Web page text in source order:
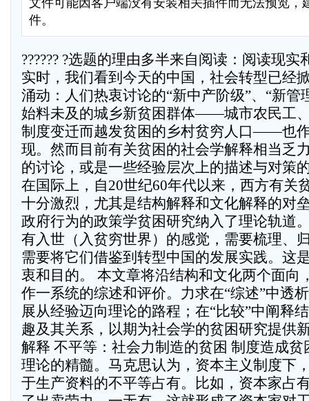
文件可能因客户端没有安装相关插件而无法预览，
件。
?????? ?选题的理由多半来自阅读：阅读现实和阅读文献。阅读现实时，我们看到今天的中国，社会转型已经掀起了一轮新阶级的涌动：人们热衷讨论的“新中产阶级”、“新管理精英”诞生了；人们始料未及的城乡新贫困群体――城市农民工、下岗工人和那些因制度变迁而越发贫困的乡村贫穷人口――也作为新阶级相继出现。然而目前有关贫困的社会学解释相当乏力，多是围绕贫困线的讨论，或是一些经验层次上的描述与对策的实际操作性文章。在国际上，自20世纪60年代以来，西方有关贫困的理论纷争就已十分激烈，尤其是结构解释和文化解释的对垒，已经将原本尚属政府行为的政策学贫困研究纳入了理论轨道。走进理论，我们才有入世（入贫穷世界）的感觉，需要梳理、归纳和评价它们，更需要将它们借鉴到转型中国的发展实践。这是这篇文章选题的初衷和目的。 本文章将沿结构和文化两个面向，对现有的贫困研究作一系统的综述和评价。力求在“综述”中透析贫困研究随社会发展从经验迈向理论的路程；在“比较”中阐释结构和文化解释的异趣及其关系，以期为社会学的贫困研究提供新思路。 ?结构取向的解释 不平等：社会力制造的贫困 制度造成贫困是经典马克思主义理论的精髓。马克思认为，资本主义制度下，贫困的根本原因在于生产资料的不平等占有。比如，资本家占有生产资料，工人除了出卖劳力，一无有。这就形成了资本家对工人的剥削，形成了支配和被支配、压迫和被压迫的生产关系。在这种生产方式下，生产资料所有者能够通过无偿占有工人创造的剩余价值，使工人贫困化。随着资本的增长，工人阶级的贫困会进一步加剧，因为“资本增长得愈迅速，工人阶级的就业手段即生活资料就相对地缩减得愈厉害” （马克思，1972：380），工人将愈面临严重的失业贫困。因此，在马克思看来，只有通过彻底改变资本主义的生产关系才能最终解决贫困问题。 社会政策导致的不平等是制造贫困的元凶。英国有“圈地运动”造成数以百万无家可归者的贫穷；美国有“种族歧视政策”下的有色人种的穷困潦倒；中国有“剪刀差”下的农民的穷困……愈来愈多的人开始感悟，制定政策本身、政策的失误或不合适的政策导向，都将引起不平等而导致贫困。奥科克（Pete Alcock）首先指出，“从政策决定问题的意义上来看，贫困的界定通常取决于应对贫困的各项政策，于是政策和贫困就好像学术圈内存在着的‘鸡和蛋’的谜面，理解贫困首先就要去理解政策”（Alcock, 1993：4）。我以为，这里至少包含两层涵义：其一，政策可以确定“穷人”标签的指向，即“谁是穷人，谁将成为穷人”；其二，政策可能再造贫困。后一层意思又可让我们具有两种可能的想象空间：（A）解救贫困的政策因执行失误再造了贫困。（B）政策本身就不是平等之策。这里，我要强调的是这样一种观点：“谁决定政策？如何实施政策？谁就对决定人们在社会体系里的生活环境（包括贫困状态）起重要作用”，因为“政策行为随时准备或时刻能够左右社会结构”（Alcock, 1993：13）。类似的论述也体现在文森特（Vincent） 对20世纪英国贫困史的讨论中，他说，贫困和政策的相互作用决定了穷人在社会分层结构中的地位。穷人是由那些反映贫困的经济政策创造和再创造的。因此，在文森特看来，治理贫穷状况的政策的历史，就是贫困本身的历史。而马克格拉杰（MacGregor）则从政策失误导向不平等，尔后产生贫困的角度去说明自己的观点：如果政策是政治家决策的产物，贫困就相当一个政策概念。 群体间利益的争夺是遭遇不平等和贫困现象的根源，这是冲突学派的贫困观。冲突学派认为，不平等和贫困是社会各群体之间在利益分配过程中争夺有限资源的结果。每一个不同群体在任何一种生存与发展的竞争中都倾向于为自己争夺更多的利益，但是由于各个群体所拥有的权力和占有的资源不等，也由于能够给予争夺的资源总有短缺，利益争夺的结果必然是出现不同群体间利益的不平等分割，进而使部分群体处于相对贫困状态。伦斯基（Lenski,G.E.）在他的《权力与特权：社会分层的理论》一书中说，贫困者之所以陷入贫困，主要是由于他们所拥有的资源很少。具体而言，穷人在经济领域里缺乏资本和技术等生产要素，因而难以获得较多的经济收入。在政治领域里他们缺乏政治活动的参与能力和机会，因此不可能对决策、投票等产生实际的影响。在社会生活中，穷人无力于影响教育、传媒和社区组织，他们普遍受到社会的歧视和排斥。总之，是权力结构的不平等、不合理，迫使社会部分成员“失能”而陷入贫困或长期陷于贫困。其结果往往进一步强化了社会对他们的排斥和偏见，加剧了社会矛盾（参见，Lenski,1966）。 与冲突论的观点相比，功能学派在指认不平等现象存在的同时，并没有任何需要消除它的意愿。相反，功能论者的信念是：大凡某种社会事实屡禁不止，又不断出现，就一定有它不能不如此的社会功能。不平等或贫困现象就是如此。功能主义贫困观的基本视角是，贫困乃社会功能之需要。其中，最具代表的为美国学者甘斯(Herbert J. Gans)有关贫困的诸多论述。他主张，社会不平等是由社会发展的价值目标和功能需要共同决定的。这种理论首先假定社会中各种职位在实现社会价值目标中的重要性程度是不同的，同时假定个人的天赋和努力程度也不同。社会为了有效地达到其主要的价值目标，就需要一些天赋优秀的人去担当较为重要的角色。为了吸引天赋高者去占领这些更重要的社会位置，并使其充分发挥才能，就必须赋予这些位置较高的报酬。同样，那些对实现社会主导价值目标的重要性程度不高的职位，社会所提供的报酬就较低。甘斯还估价了贫困所具备的社会正功能，即对社会整体的运行和发展起到某种积极作用。譬如，穷人可以去承担社会中较为低下、肮脏的工作；穷人为劳动市场提供廉价的劳动力，也间接促进了职业者的劳动积极性；穷人的消费，延长了一些商品的经济使用寿命；穷人可以成为社会变迁和经济增长的代价等等（Gans,1979：275-289）。总之，不平等和贫困的存在，在甘斯等功能主义者眼中，乃情所必至，因为社会需要它们“调色”。 失业：经济力制造的贫困 古典政治经济学认为，一个人是否有工作、是否能获得自己喜爱或合适的工作，以及工作报酬的高低等都经常取决于经济力──市场结构中劳动力供求关系的变化。而在自由市场经济的条件下，贫困是个人的选择行为和市场调节的结果。就像亚当?斯密所说，贫困是由经济体系对劳动力的需求和人口的生育情况共同决定的。依靠工资维持生计的工人，其所获工资是他劳动的基本价格，即维持工人及其家庭必需的生活资料的价值；但在市场中，工人的实际工资为劳动的“市场价格”，它是随市场劳动力的供求关系的变化而波动的。当劳动力供大于求时，劳动的市场价格会低于其基本价格。此时，劳动报酬降低，部分工人会因此而陷入贫困。而贫困又会使劳动者的供养能力降低，从而抑止人口的增长，减轻劳动力的过剩，使经济复苏，劳动力的需求相对增加，劳动的市场价格上升（亚当·斯密，1972：73-74）。显然，斯密认为，贫困是市场情境中劳动力供需关系波动的结果。他提醒我们注意的一个社会事实是：由市场供需关系的变动而产生的贫困是不可抗拒的。 经济力不可抗拒的社会事实还可以用另一个社会事实──反贫困政策失败──来加以说明。奥科克在考察20世纪30年代、70年代和80年代的三次世界经济不景气时期出现的，由大量失业遭致大幅度贫困现象的案例后指出：“失业、低工资、早退休、高税收等引起了贫困，因此，国内外各种各样经济力量的变化都可能而且正在引起贫困，这类经济力量的影响不得不被归属到宿命论者的悲哀之中，因为几乎任何政府、任何政策都无法真正抵御或改变它。”我们永远不敢肯定，在这样一个世界上，将来这些经济力不会被修正，但至少现在“政策意愿和经济力的互动不可能解决贫困问题，因为经济力是导致贫困现象的原因。”（Alcock,1993：32）很多反贫困战略的失败往往都因为它们不敌一些或然的也可能是必然的经济力。在这层意义上说，任何解救贫困的政策措施都好似建立在漂浮不定的沙滩上。对此，有人干脆模仿功能主义的说法，赋予它合法之地位，这就是“市场需要贫困”。换言之，市场为了有效地运作，需要相当一部分穷人徘徊于市场的边缘。贫困者的等待与徘徊，会以一种无形的压力，作用于在职的工人，鼓励他们勤勉工作、克服懒惰（参见 Novak, 1988, 转引Alcock,1993：33）。 按是否拥有职业，穷人可以分为两类：失业的穷人和工作的穷人。针对工作的穷人，美国学界有所谓“利益均沾论”（trickle down theory）。该理论假设：经济增长能有效地抑制贫困。安德森（Anderson）在1964年发表的《利益均沾：经济增长和美国家庭贫困的程度》一文中提出，经济增长有助于减低贫困的发生。在后续的研究中，人们根据安德森的理论，归纳了经济影响贫困率高低的主要理由为：经济繁荣，劳动力市场紧俏，此时雇主少有余地去选择他们雇用的人，穷人尤其是有工作能力的穷人就容易找到工作，而工作的穷人也会获得向上流动的机会，进而摆脱贫困。人们称这种现象为“利益均沾经济”，并且视这些穷人为成功的政府财政政策的得益者。遗憾的是，这一论点并没有在经验层面上被认证。事实是，在美国20世纪80年代的经济繁荣时期，“利益均沾”的经济现象并没有发生，贫困率并没有就此降低。为什么没有出现预期的效果？威廉姆（William，1994）指出，这种事实说明，并非每个人皆能在利益均沾的过程中获益。具体而言，当经济领域发生了从传统的制造业向服务业、信息业的结构变迁后，威廉姆认为，美国的经济呈现出三个阶段：大众生产阶段、超大众生产阶段和大众消费阶段，每一阶段经济发展的本性都赋予穷人一个完全不同的雇用关系。总起来讲，这些阶段性变化成全了“自动化、钢铁、消费电子产品工业中的高收入工作的欠缺”，穷人不是缺乏工作，而是缺乏技能去承担这些高收入的工作（参见Kelso,1994：226-246）。大量“微卑工作”(lousy jobs)涌出，壮大了穷人的队伍；又有相对“高精尖的工作”创造了“高收入”工作的富裕阶层。愈来愈明显的两极分化，愈来愈壮大的穷人队伍，突显在经济发展之后，这不能不让人再度触觉到经济力的谜幻。经验报告对这种谜幻的答复是，经济增长并没有改变贫困，经济成长与贫困率之间的关系并非线性的。 ? 分析与结论 社会力和经济力对贫困的结构解释各有侧重，但它们都是悲观地看待结构：结构是具有无法满足全人类需求的架构。明确而说，几乎结构的方方面面，都会引起和制造贫困，而且结构的调整不能真正解救贫困。 结构的“悲观”反映在两个方面：(1)实际操纵结构的智者，像每一个结构解释那样，往往仅注意结构条件对发展的某一方面的限制，注意到引起贫困的某方面原因，而忽视结构整体，忽视结构具有联系的方方面面。因此，每一个理论、每一个在理论之上建立起来的具体脱贫的举措，都经常是一种短期的权宜之计。譬如，利益均沾论的局限在于，它仅着重市场中报酬的多寡问题，没有考虑家庭收入的其他来源。于是，劳动力市场的报酬就成为政策注视的目标。（2）社会转型时确实存在着太多的不确定空间。在上述结构解释中我们看到，社会力和经济力都在不同程度上塑造着贫困，但两相比较，前者似乎更多人为的因素；后者则多少归诸于或然的、具有人所无法预计的种种可能性。人可以凭借社会力发展经济，创造自己的富裕；人也可以运用社会力剥夺他者的权利，有意制造贫困。但是，人却不能真正主宰经济力。这种无能，表现在诸多的欲速不达、事与愿违的发展结果中，譬如，原本抑制贫困的种种政策却无意间引发出贫困加剧的局面。因此可以说，社会力在改造经济、发展经济的同时又受经济力之约束。 谈或然性的时候，其实也包涵这样一个事实：任何事物的发生、滋长和消亡都不会沿着绝对笔直的路线的进行。福利政策就是这样。当它出台的时候，也许遵循简单的直线思路──“缺啥给啥”，十分奏效。可是，久而久之，救济就成为一种穷人习惯了的获取，失业者不再积极渴望拥有一份谋生的职业，城市“底下层”的涌现成了发展的讽喻，福利国家制度或福利思想失败。失败并不能单靠撤销政策就宣告结束。我以为，这种非预期结果的发生揭示了一个问题：单一的经济发展、经济援助已经无济于事，如果说任何政策都是某种理论研讨的实际结果的话，那么毫无疑问，结构解释面对种种失败的反贫困策略已经感到束手无策。于是，人们开始反思，发展过程中出现的贫困现象，莫非本身并不单单是经济现象，而是一个重要的文化现象。这种反思的依据在理论上或许出自这样的逻辑推理或假设：一方面，当结构变迁时，往往文化的变迁滞后于结构。换句话说，观念的转变落后于物质和技术的变化。这种文化上的滞后，形成一种阻力，阻碍着结构的变迁。另一方面我们也说过，贫困作为社会发展过程中亟待克服的现象，或作为发展的产物，同样属于发展的阻力。那么，两方面的结合，是否可以认为：作为阻力的贫困问题，恐怕其中更多反映的就是固有文化对结构变化的阻碍呢？如果答案能够成立，我们就可以说，当结构造就出既定的贫困时，我们用文化因素去解读贫困应该颇具说服力。 不管上述推理是否能够成立，从20世纪60年代起，已有许多的学者开始尝试着用文化解释来理解贫困。 ?文化取向的解释 贫困文化理论 20世纪60年代初，一批经典的论及贫困文化的书籍相继问世。其中，刘易斯(Oscar Lewis)的《贫困文化：墨西哥五个家庭实录》、班费尔德(Edward C. Banfield)的《一个落后社会的伦理基础》、哈瑞顿（Michael Harrington）的《另类美国》，通过来自墨西哥、意大利和美国等不同社会的经验资料，共同构筑起贫困文化的概念架构。他们的出现和后来者的许多著书及争论，都确确实实使当时的贫困研究，尤其对当时激烈展开的有关“城市底层阶级”的讨论，实现了一次解释框架的转向，这就是，从结构解释转向了文化解释。 人类学家刘易斯首先提出了“贫困文化”的概念。他在题为“贫困文化”的一文中指出，“贫困文化”是一个特定的概念模型的标签，是一个拥有自己的结构与理性的社会亚文化。它表达着“在既定的历史和社会的脉络中，穷人所共享的有别于主流文化的一种生活方式。”也表达着“在阶层化、高度个人化的社会里，穷人对其边缘地位的适应或反应”（Lewis,1968：215）。贫困亚文化的存在，一方面是穷人在社会强加的价值规范下无法获得成功，而采取的种种应对挫折和失望的不得已选择。另一方面，也有相当一部分的穷人，他们完全心甘情愿生活于自己的文化圈。无论是那一种存在，刘易斯以为：“一旦穷人具有了阶级意识，或者积极于组织起来，或者能够以国际化的观点看世界的时候，他们就不再有贫困文化了，尽管他们可能还是穷人（Lewis,1966：215）。从这层意义上看，贫困亚文化可能是主流文化中的暂时现象。但是，刘易斯在他的另一表述中又偏偏强调了文化价值的中心地位，他说：“贫困文化一旦形成，就必然倾向于永恒。棚户区的孩子，到6－7岁时，通常已经吸收贫困亚文化的基本态度和价值观念。因此，他们在心理上，不准备接受那些可能改变他们生活的种种变迁的条件或改善的机会”（Lewis,1966：188）。这样，贫困亚文化对大社会的拒斥、隔绝的关系，在刘易斯眼里似乎又是一个绝对的概念。 班费尔德认为，利己、家庭本位、排斥集体合作的观念和行为，是“非道德性家庭主义”的伦理藩篱，亦即贫穷文化在乡村社会中的集中体现。他在《一个落后社会的伦理基础》一书中，详细描述了意大利南部的一个落后乡村Montegranesi。那里的村民们甘心作“家庭的囚犯”去获得一些即刻的报酬，接受现实的和眼前的安排。在进一步阐释这种伦理的原则和起源之后，班费尔德分述了“非道德性家庭主义”下的三种贫困事实：（1）高度死亡率之下的孤儿及普遍的继父母式的家庭生活；（2）土地的占有决定了村民的阶级地位和政治表现，大量无地的农民处于最低层；（3）缺乏扩大家庭制度。这里，班氏告诉我们一个也许是颇具启示的解释框架：结构因素引发了这个落后村庄的伦理基础──“非道德性家庭主义”，亦即村庄独有的贫困文化；反过来，作为整个村庄本质的“非道德性家庭主义”，又以其自主性的表现，进一步影响这个贫困村庄的发展，制造或加深了贫困。班费尔德的这种辩证的思想，虽然贯穿在这部书的始末，但他真正要强调的是：“非道德性家庭主义”是这个村庄所有人（包括上层和下层阶级）长期共同遵奉的价值伦理。像刘易斯一样，班费尔德也相信，“穷人基本不能依靠自己的力量去利用机会摆脱贫困之命运，因为他们早已内化了那些与大社会格格不入的一整套价值观念。改变贫困的可能，只取决于外群体的力量”（Banfield，